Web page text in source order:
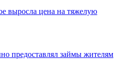
выросла цена на тяжелую
предоставлял займы жителям